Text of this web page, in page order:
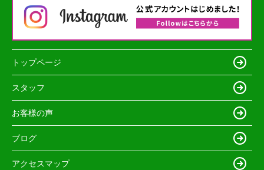
トップページ
スタッフ
お客様の声
ブログ
アクセスマップ